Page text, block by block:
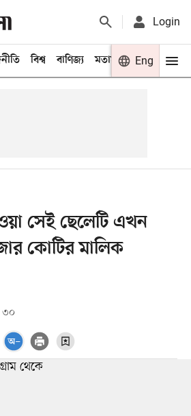
Login
বিশ্ব বাণিজ্য মতামত খেলা
Eng
সেই ছেলেটি এখন
কোটির মালিক
৩০